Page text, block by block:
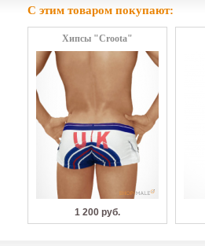
С этим товаром покупают:
Хипсы "Croota"
1 200 руб.